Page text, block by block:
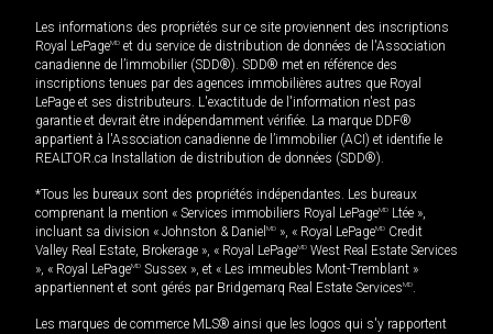
Les informations des propriétés sur ce site proviennent des inscriptions
Royal LePageMD et du service de distribution de données de l'Association
canadienne de l’immobilier (SDD®). SDD® met en référence des
inscriptions tenues par des agences immobilières autres que Royal
LePage et ses distributeurs. L'exactitude de l'information n'est pas
garantie et devrait être indépendamment vérifiée. La marque DDF®
appartient à l'Association canadienne de l’immobilier (ACI) et identifie le
REALTOR.ca Installation de distribution de données (SDD®).
*Tous les bureaux sont des propriétés indépendantes. Les bureaux
comprenant la mention « Services immobiliers Royal LePageMD Ltée »,
incluant sa division « Johnston & Daniel MD », « Royal LePageMD Credit
Valley Real Estate, Brokerage », « Royal LePageMD West Real Estate Services
», « Royal LePageMD Sussex », et « Les immeubles Mont-Tremblant »
appartiennent et sont gérés par Bridgemarq Real Estate ServicesMD.
Les marques de commerce MLS® ainsi que les logos qui s'y rapportent